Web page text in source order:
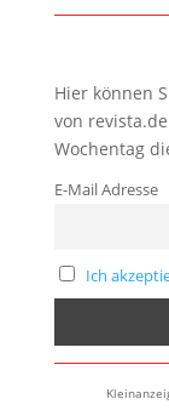
Hier können
von
Wochentag
E-Mail Adresse
Ich